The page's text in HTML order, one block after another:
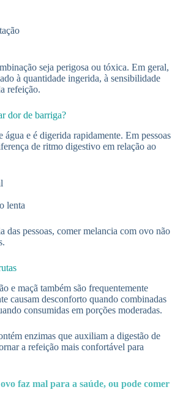
seja perigosa ou tóxica. Em geral,
à quantidade ingerida, à sensibilidade
refeição.
dor de barriga?
água e é digerida rapidamente. Em pessoas
de ritmo digestivo em relação ao
lenta
das pessoas, comer melancia com ovo não
e maçã também são frequentemente
causam desconforto quando combinadas
consumidas em porções moderadas.
enzimas que auxiliam a digestão de
a refeição mais confortável para
faz mal para a saúde, ou pode comer